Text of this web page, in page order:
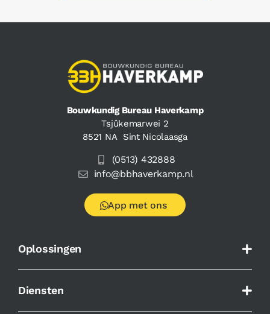
Bouwkundig Bureau Haverkamp
Tsjûkemarwei 2
8521 NA Sint Nicolaasga
(0513) 432888
info@bbhaverkamp.nl
App met ons
Oplossingen
Diensten